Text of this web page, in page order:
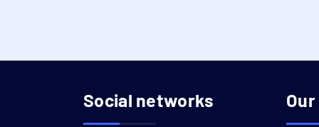
Social networks